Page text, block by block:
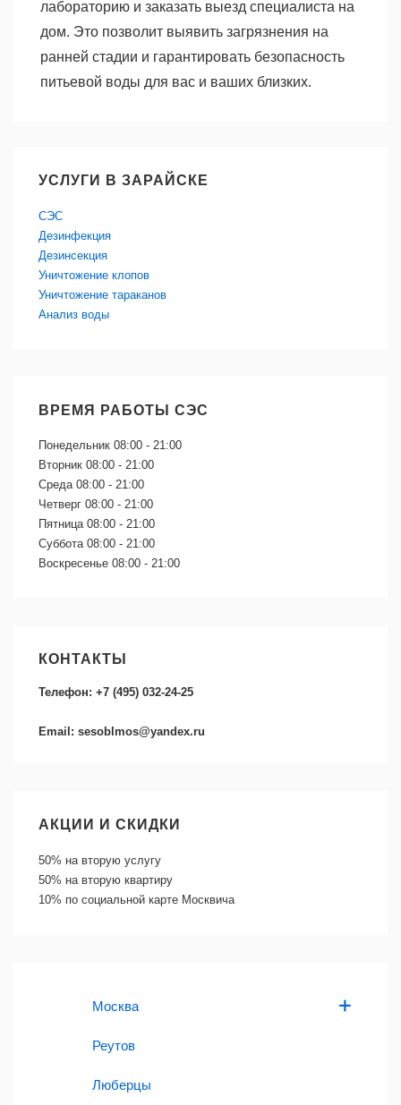
лабораторию и заказать выезд специалиста на
дом. Это позволит выявить загрязнения на
ранней стадии и гарантировать безопасность
питьевой воды для вас и ваших близких.
УСЛУГИ В ЗАРАЙСКЕ
СЭС
Дезинфекция
Дезинсекция
Уничтожение клопов
Уничтожение тараканов
Анализ воды
ВРЕМЯ РАБОТЫ СЭС
Понедельник 08:00 - 21:00
Вторник 08:00 - 21:00
Среда 08:00 - 21:00
Четверг 08:00 - 21:00
Пятница 08:00 - 21:00
Суббота 08:00 - 21:00
Воскресенье 08:00 - 21:00
КОНТАКТЫ
Телефон: +7 (495) 032-24-25
Email: sesoblmos@yandex.ru
АКЦИИ И СКИДКИ
50% на вторую услугу
50% на вторую квартиру
10% по социальной карте Москвича
Москва
Реутов
Люберцы